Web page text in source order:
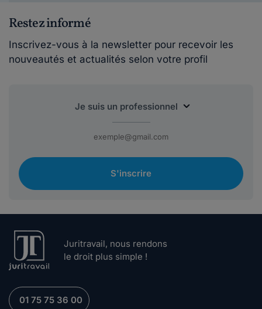
Restez informé
Inscrivez-vous à la newsletter pour recevoir les
nouveautés et actualités selon votre profil
S'inscrire
Juritravail, nous rendons
le droit plus simple !
01 75 75 36 00